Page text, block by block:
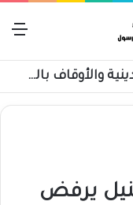
حل المجلس الأعلى للشؤون الدينية والأوقاف بالقضارف
يرفض